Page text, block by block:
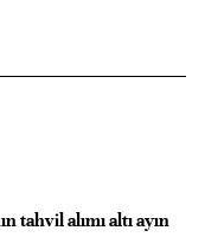
tahvil alımı altı ayın